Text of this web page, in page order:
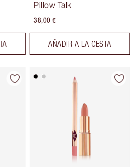
Pillow Talk
38,00 €
AÑADIR A LA CESTA